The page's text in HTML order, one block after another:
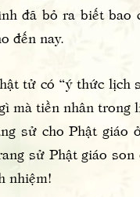
đã bỏ ra biết bao
đến nay.
tử có “ý thức lịch
mà tiền nhân trong
sử cho Phật giáo
sử Phật giáo
nhiệm!